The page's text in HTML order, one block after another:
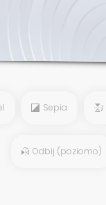
Sepia
Odbij (poziomo)